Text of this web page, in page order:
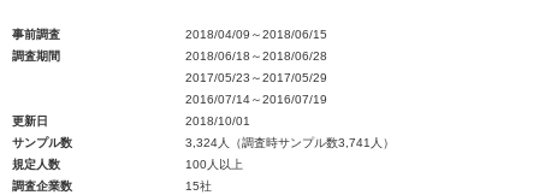
事前調査
2018/04/09～2018/06/15
調査期間
2018/06/18～2018/06/28
2017/05/23～2017/05/29
2016/07/14～2016/07/19
更新日
2018/10/01
サンプル数
3,324人（調査時サンプル数3,741人）
規定人数
100人以上
調査企業数
15社